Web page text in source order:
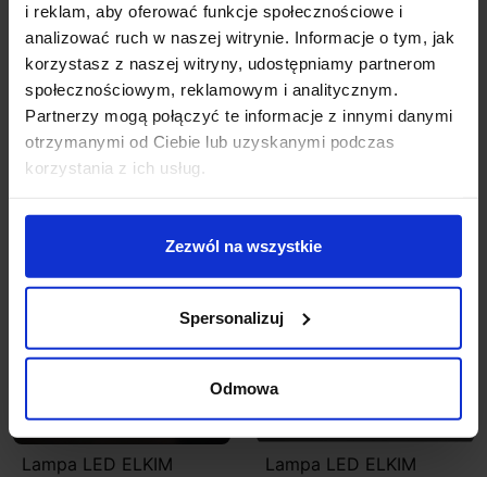
i reklam, aby oferować funkcje społecznościowe i
analizować ruch w naszej witrynie. Informacje o tym, jak
korzystasz z naszej witryny, udostępniamy partnerom
społecznościowym, reklamowym i analitycznym.
Partnerzy mogą połączyć te informacje z innymi danymi
otrzymanymi od Ciebie lub uzyskanymi podczas
korzystania z ich usług.
Zezwól na wszystkie
Spersonalizuj
Odmowa
ELKIM LESEL 001
schodowa LED 1W alu,
biała, czarna
198,03 zł 188,13 zł
Zobacz szczegóły
ELKIM LESEL 002
schodowa LED 1W alu,
biała, czarna 48mm
222,63 zł 178,10 zł
Lampa LED ELKIM
Promocja
Lampa LED ELKIM